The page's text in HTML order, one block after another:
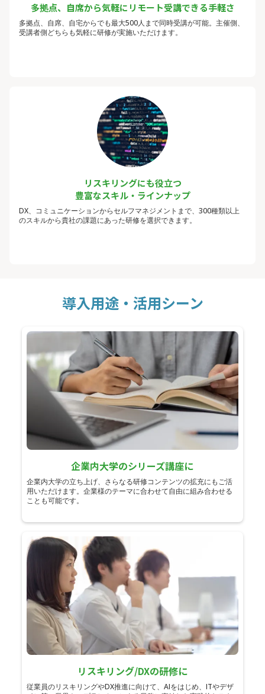
多拠点、自席から気軽にリモート受講できる手軽さ
多拠点、自席、自宅からでも最大500人まで同時受講が可能。主催側、
受講者側どちらも気軽に研修が実施いただけます。
リスキリングにも役立つ
豊富なスキル・ラインナップ
DX、コミュニケーションからセルフマネジメントまで、300種類以上
のスキルから貴社の課題にあった研修を選択できます。
導入用途・活用シーン
企業内大学のシリーズ講座に
企業内大学の立ち上げ、さらなる研修コンテンツの拡充にもご活
用いただけます。企業様のテーマに合わせて自由に組み合わせる
ことも可能です。
リスキリング/DXの研修に
従業員のリスキリングやDX推進に向けて、AIをはじめ、ITやデザ